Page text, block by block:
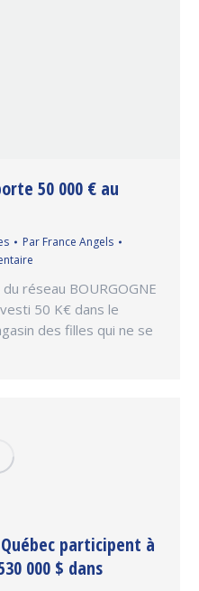
50 000 € au
Par France Angels
réseau BOURGOGNE
50 K€ dans le
des filles qui ne se
participent à
000 $ dans